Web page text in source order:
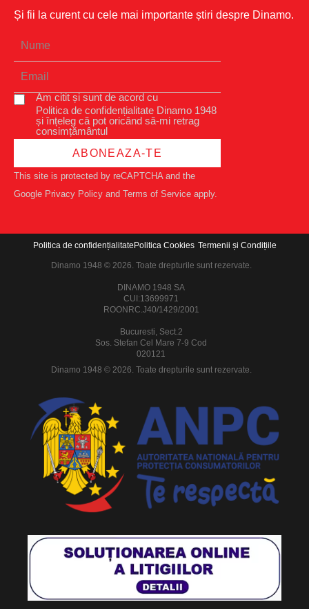
Și fii la curent cu cele mai importante știri despre Dinamo.
Am citit și sunt de acord cu
Politica de confidențialitate Dinamo 1948
și înțeleg că pot oricând să-mi retrag
consimțământul
ABONEAZA-TE
This site is protected by reCAPTCHA and the
Google Privacy Policy and Terms of Service apply.
Politica de confidențialitatePolitica Cookies Termenii și Condițiile
Dinamo 1948 © 2026. Toate drepturile sunt rezervate.
DINAMO 1948 SA
CUI:13699971
ROONRC.J40/1429/2001
Bucuresti, Sect.2
Sos. Stefan Cel Mare 7-9 Cod
020121
Dinamo 1948 © 2026. Toate drepturile sunt rezervate.